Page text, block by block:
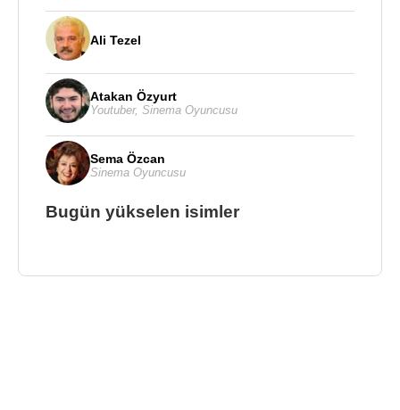
Ali Tezel
Atakan Özyurt
Youtuber, Sinema Oyuncusu
Sema Özcan
Sinema Oyuncusu
Bugün yükselen isimler